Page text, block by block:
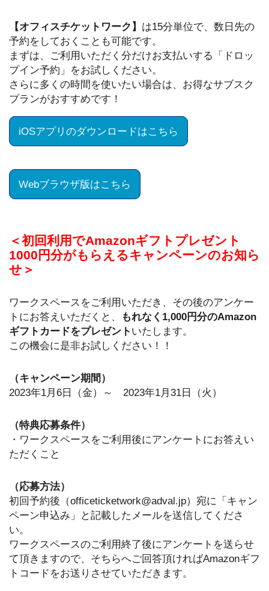
【オフィスチケットワーク】 は15分単位で、数日先の
予約をしておくことも可能です。
まずは、ご利用いただく分だけお支払いする「ドロッ
プイン予約」をお試しください。
さらに多くの時間を使いたい場合は、お得なサブスク
プランがおすすめです！
iOSアプリのダウンロードはこちら
Webブラウザ版はこちら
＜初回利用でAmazonギフトプレゼント
1000円分がもらえるキャンペーンのお知ら
せ＞
ワークスペースをご利用いただき、その後のアンケー
トにお答えいただくと、
もれなく1,000円分のAmazon
ギフトカードをプレゼント いたします。
この機会に是非お試しください！！
（キャンペーン期間）
2023年1月6日（金）～ 2023年1月31日（火）
（特典応募条件）
・ワークスペースをご利用後にアンケートにお答えい
ただくこと
（応募方法）
初回予約後（officeticketwork@adval.jp）宛に「キャン
ペーン申込み」と記載したメールを送信してくださ
い。
ワークスペースのご利用終了後にアンケートを送らせ
て頂きますので、そちらへご回答頂ければAmazonギフ
トコードをお送りさせていただきます。